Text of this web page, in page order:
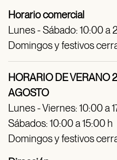
Horario comercial
Lunes - Sábado: 10:00 a
Domingos y festivos
HORARIO DE VERANO
AGOSTO
Lunes - Viernes: 10:00 a
Sábados: 10:00 a 15:00 h
Domingos y festivos